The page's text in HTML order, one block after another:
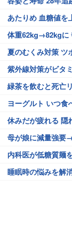
あたりめ 血糖値を
体重62kg→82kgに
夏のむくみ対策 ツ
紫外線対策がビタ
緑茶を飲むと死亡
ヨーグルト いつ食
休みだが疲れる 隠
母が娘に減量強要
内科医が低糖質麺
睡眠時の悩みを解